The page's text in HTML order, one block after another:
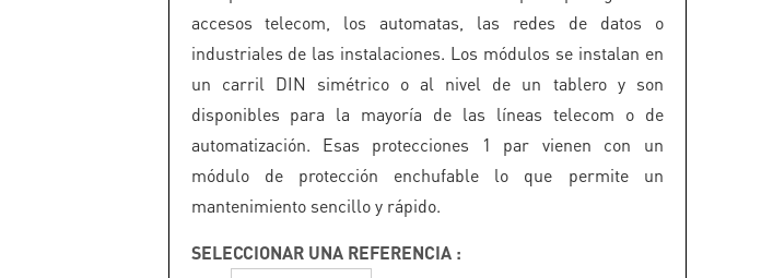
accesos telecom, los automatas, las redes de datos o
industriales de las instalaciones. Los módulos se instalan en
un carril DIN simétrico o al nivel de un tablero y son
disponibles para la mayoría de las líneas telecom o de
automatización. Esas protecciones 1 par vienen con un
módulo de protección enchufable lo que permite un
mantenimiento sencillo y rápido.
SELECCIONAR UNA REFERENCIA :